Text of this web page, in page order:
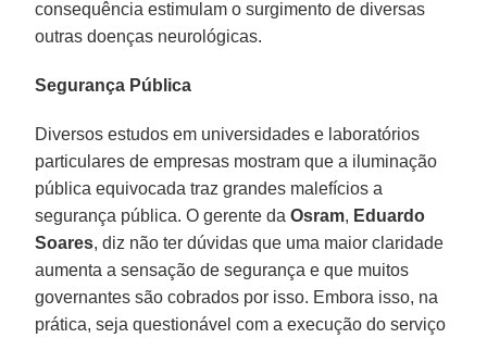
consequência estimulam o surgimento de diversas
outras doenças neurológicas.
Segurança Pública
Diversos estudos em universidades e laboratórios
particulares de empresas mostram que a iluminação
pública equivocada traz grandes malefícios a
segurança pública. O gerente daOsram, Eduardo
Soares, diz não ter dúvidas que uma maior claridade
aumenta a sensação de segurança e que muitos
governantes são cobrados por isso. Embora isso, na
prática, seja questionável com a execução do serviço